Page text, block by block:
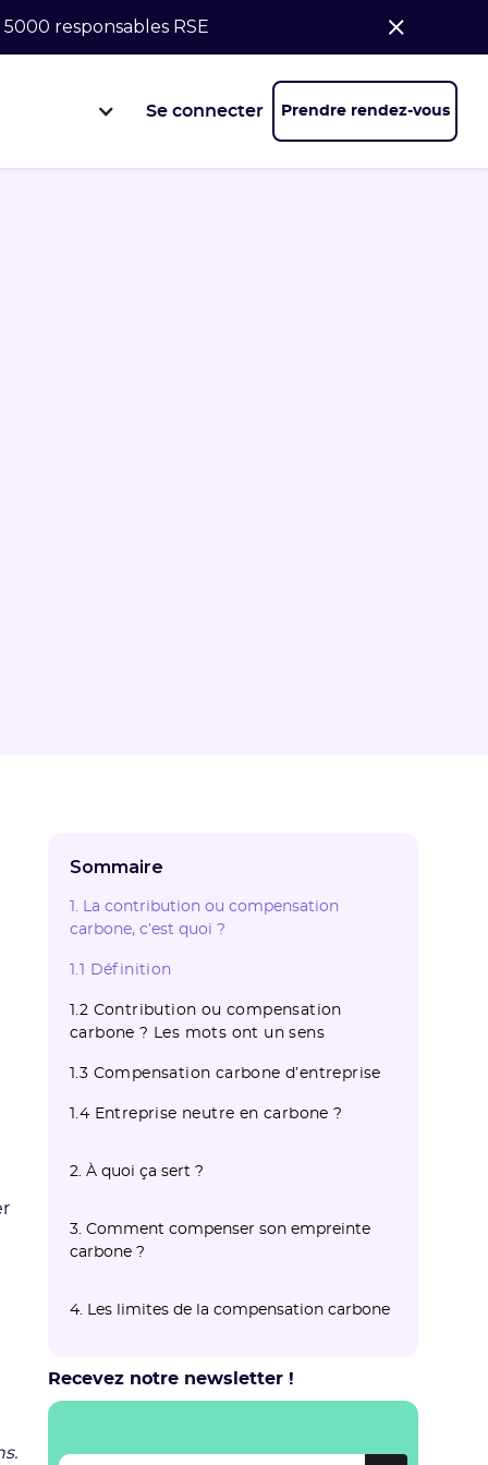
responsables RSE
Se connecter Prendre rendez-vous
Sommaire
1. La contribution ou compensation
carbone, c’est quoi ?
1.1 Définition
1.2 Contribution ou compensation
carbone ? Les mots ont un sens
1.3 Compensation carbone d’entreprise
1.4 Entreprise neutre en carbone ?
2. À quoi ça sert ?
3. Comment compenser son empreinte
carbone ?
parallèle
énergies renouvelables: choisir ses
de l’avion
4. Les limites de la compensation carbone
Recevez notre newsletter !